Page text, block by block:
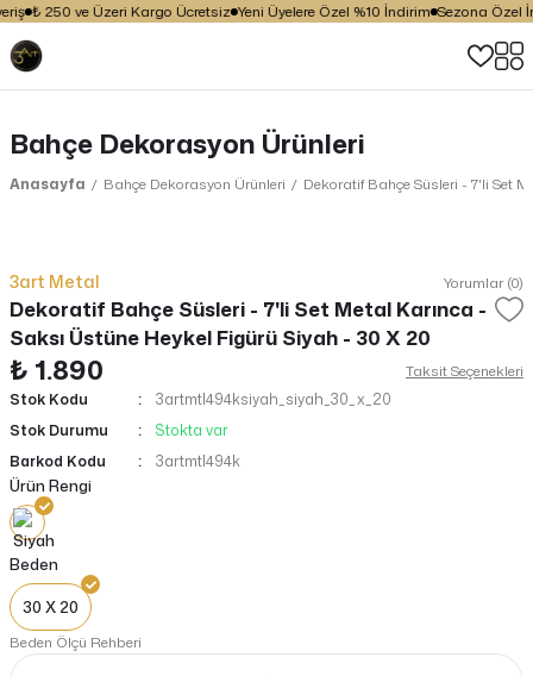
₺ 250 ve Üzeri Kargo Ücretsiz Yeni Üyelere Özel %10 İndirim Sezona Özel
Bahçe Dekorasyon Ürünleri
Anasayfa Bahçe Dekorasyon Ürünleri Dekoratif Bahçe Süsleri - 7'li Set
3art Metal Yorumlar (0)
Dekoratif Bahçe Süsleri - 7'li Set Metal Karınca -
Saksı Üstüne Heykel Figürü Siyah - 30 X 20
₺ 1.890
Taksit Seçenekleri
Stok Kodu
3artmtl494ksiyah_siyah_30_x_20
Stok Durumu
Stokta var
Barkod Kodu
3artmtl494k
Ürün Rengi
Beden
30 X 20
Beden Ölçü Rehberi